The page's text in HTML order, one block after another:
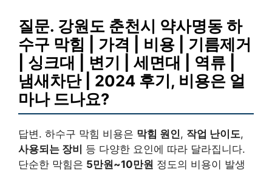
질문. 강원도 춘천시 약사명동 하
수구 막힘 | 가격 | 비용 | 기름제거
| 싱크대 | 변기 | 세면대 | 역류 |
냄새차단 | 2024 후기, 비용은 얼
마나 드나요?
답변. 하수구 막힘 비용은 막힘 원인, 작업 난이도,
사용되는 장비 등 다양한 요인에 따라 달라집니다.
단순한 막힘은 5만원~10만원 정도의 비용이 발생